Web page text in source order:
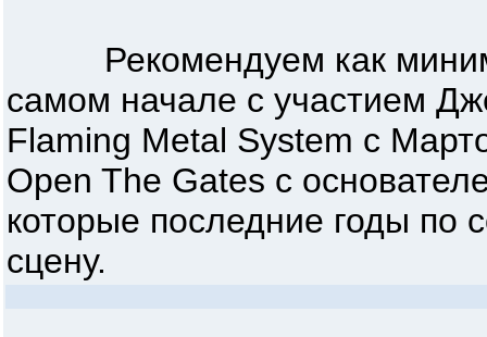
Рекомендуем как
самом начале с участием
Flaming Metal System с
Open The Gates с
которые последние годы по
сцену.